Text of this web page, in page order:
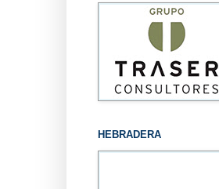
HEBRADERA